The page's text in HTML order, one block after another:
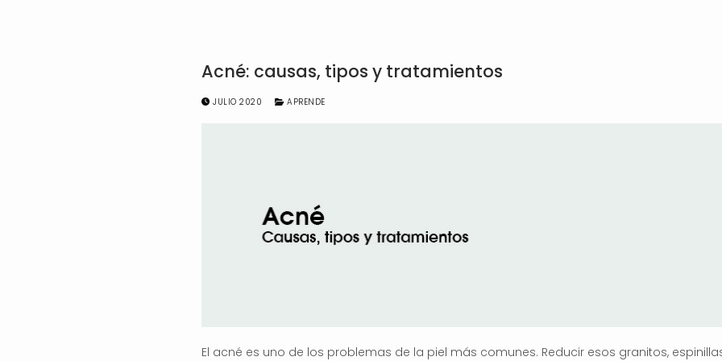
Acné: causas, tipos y tratamientos
JULIO 2020 APRENDE
El acné es uno de los problemas de la piel más comunes. Reducir esos granitos,